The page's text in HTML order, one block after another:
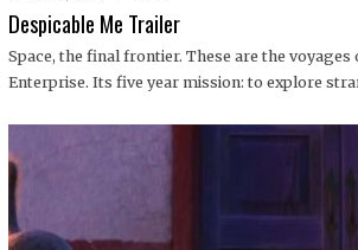
9
D
C
I
1
Despicable Me Trailer
Space, the final frontier. These are the voyages
Enterprise. Its five year mission: to explore